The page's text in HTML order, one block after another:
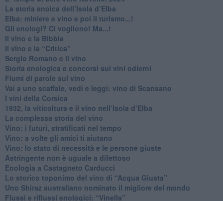
La storia enoica dell’Isola d’Elba
Elba: miniere e vino e poi il turismo...!
​Gli enologi? Ci vogliono! Ma...!
​Il vino e la Bibbia
​Il vino e la “Critica”
Sergio Romano e il vino
​Storia enologica e concorsi sui vini odierni
Fiumi di parole sul vino
​Vai a uno scaffale, vedi e leggi: vino di Scansano
​I vini della Corsica
​1932, la viticoltura e il vino nell’Isola d’Elba
​La complessa storia del vino
​Vino: i futuri, stratificati nel tempo
Vino: a volte gli amici ti aiutano
Vino: lo stato di necessità e le persone giuste
​Astringente non è uguale a difettoso
Enologia a Castagneto Carducci
Lo storico toponimo del vino di “Acqua Giusta”
Uno Shiraz australiano nominato il migliore del mondo
​Flussi e riflussi enologici: “Vinella”